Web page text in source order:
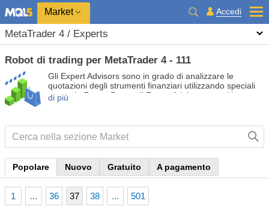
Market Accedi
MetaTrader 4 / Experts
Robot di trading per MetaTrader 4 - 111
Gli Expert Advisors sono in grado di analizzare le
quotazioni degli strumenti finanziari utilizzando speciali
strategie Forex. Prova gli Expert Advisors gratuiti e a
pagamento in modo da automatizzare il tuo trading e
di più
Popolare Nuovo Gratuito A pagamento
1 ... 36 37 38 ... 501